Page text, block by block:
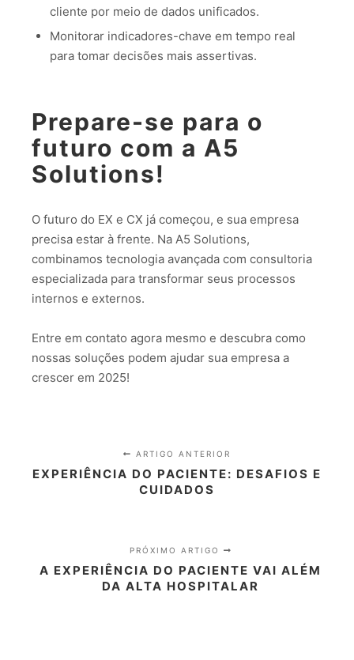
cliente por meio de dados unificados.
Monitorar indicadores-chave em tempo real
para tomar decisões mais assertivas.
Prepare-se para o
futuro com a A5
Solutions!
O futuro do EX e CX já começou, e sua empresa
precisa estar à frente. Na A5 Solutions,
combinamos tecnologia avançada com consultoria
especializada para transformar seus processos
internos e externos.
Entre em contato agora mesmo e descubra como
nossas soluções podem ajudar sua empresa a
crescer em 2025!
ARTIGO ANTERIOR
EXPERIÊNCIA DO PACIENTE: DESAFIOS E
CUIDADOS
PRÓXIMO ARTIGO
A EXPERIÊNCIA DO PACIENTE VAI ALÉM
DA ALTA HOSPITALAR